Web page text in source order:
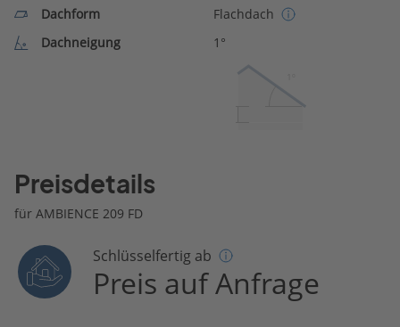
Dachform
Flachdach
Dachneigung
1°
Preisdetails
für AMBIENCE 209 FD
Schlüsselfertig ab
Preis auf Anfrage